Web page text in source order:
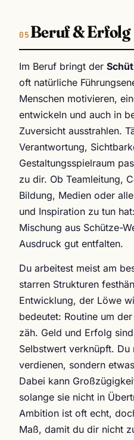
Beruf & Erfolg
Im Beruf bringt der
oft natürliche
Menschen motivieren,
entwickeln und auch in
Zuversicht ausstrahlen.
Verantwortung,
Gestaltungsspielraum
zu dir. Ob Teamleitung,
Bildung, Medien oder
und Inspiration zu tun
Mischung aus Schütze-
Ausdruck gut entfalten.
Du arbeitest meist am
starren Strukturen
Entwicklung, der Löwe
bedeutet: Routine um
zäh. Geld und Erfolg
Selbstwert verknüpft. Du
verdienen, sondern
Dabei kann
solange sie nicht in
Ambition ist oft echt,
Maß, damit du dir nicht